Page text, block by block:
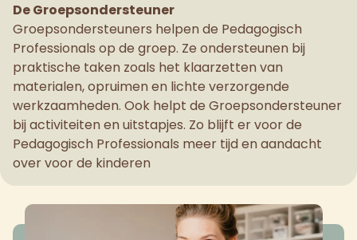
De Groepsondersteuner
Groepsondersteuners helpen de Pedagogisch
Professionals op de groep. Ze ondersteunen bij
praktische taken zoals het klaarzetten van
materialen, opruimen en lichte verzorgende
werkzaamheden. Ook helpt de Groepsondersteuner
bij activiteiten en uitstapjes. Zo blijft er voor de
Pedagogisch Professionals meer tijd en aandacht
over voor de kinderen